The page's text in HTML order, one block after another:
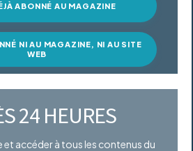
ABONNÉ AU MAGAZINE
NI AU MAGAZINE, NI AU SITE
WEB
24 HEURES
et accéder à tous les contenus du